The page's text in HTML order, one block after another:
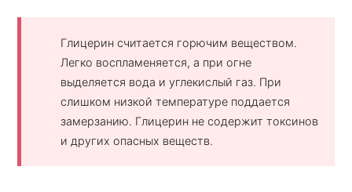
Глицерин считается горючим веществом.
Легко воспламеняется, а при огне
выделяется вода и углекислый газ. При
слишком низкой температуре поддается
замерзанию. Глицерин не содержит токсинов
и других опасных веществ.